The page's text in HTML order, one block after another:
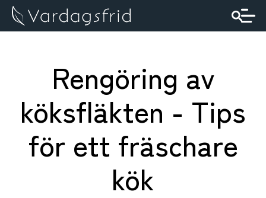
Rengöring av
köksfläkten - Tips
för ett fräschare
kök